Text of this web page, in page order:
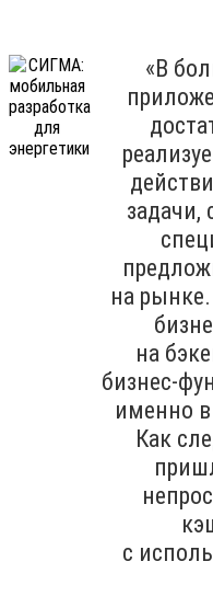
«В
задачи,
на
на
бизнес-
именно
Как
с